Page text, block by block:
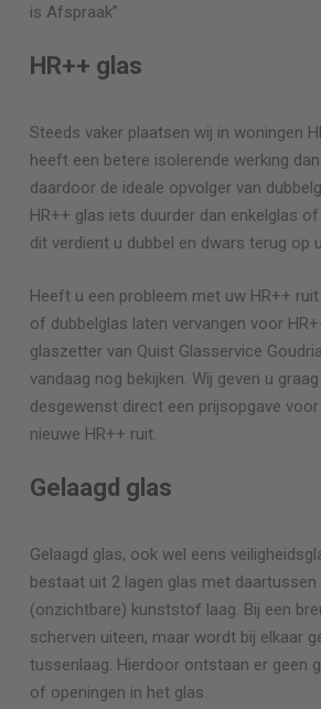
is Afspraak”
HR++ glas
Steeds vaker plaatsen wij in woningen
heeft een betere isolerende werking
daardoor de ideale opvolger van
HR++ glas iets duurder dan enkelglas
dit verdient u dubbel en dwars terug op
Heeft u een probleem met uw HR++
of dubbelglas laten vervangen voor
glaszetter van Quist Glasservice
vandaag nog bekijken. Wij geven u
desgewenst direct een prijsopgave
nieuwe HR++ ruit.
Gelaagd glas
Gelaagd glas, ook wel eens
bestaat uit 2 lagen glas met
(onzichtbare) kunststof laag. Bij een
scherven uiteen, maar wordt bij elkaar
tussenlaag. Hierdoor ontstaan er geen
of openingen in het glas.